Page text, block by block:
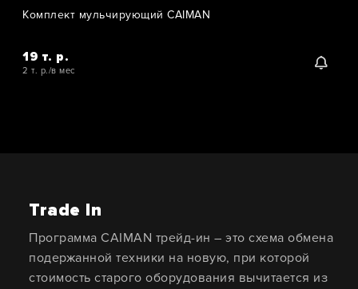
Комплект мульчирующий CAIMAN
19 т. р.
2 т. р./в мес
Trade In
Программа CAIMAN трейд-ин – это схема обмена
подержанной техники на новую, при которой
стоимость старого оборудования вычитается из